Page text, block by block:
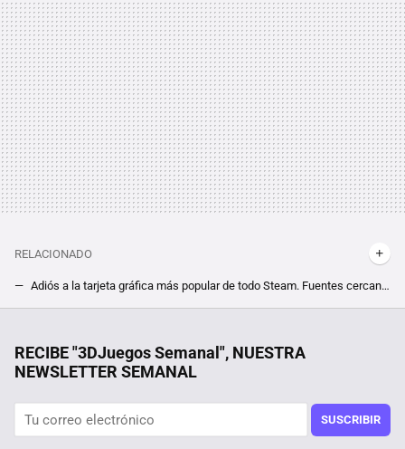
RELACIONADO
Adiós a la tarjeta gráfica más popular de todo Steam. Fuentes cercanas a NVIDIA afirman que el equipo verde va a descontinuar la RTX 3060
Creó algunas de las tarjetas gráficas de NVIDIA más potentes, pero dará la espalda a las RTX Serie 50. Nos quedamos sin nuevas GPU de Kingpin
RECIBE "3DJuegos Semanal", NUESTRA
NEWSLETTER SEMANAL
SUSCRIBIR